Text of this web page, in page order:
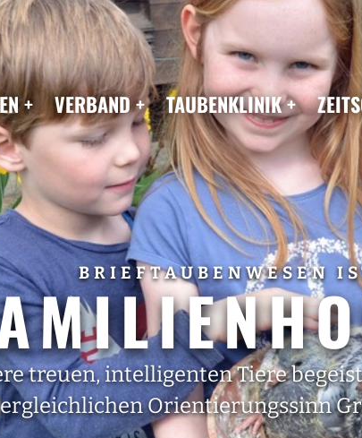
VERBAND TAUBENKLINIK
BRIEFTAUBENWESEN
treuen, intelligenten Tiere
Orientierungssinn